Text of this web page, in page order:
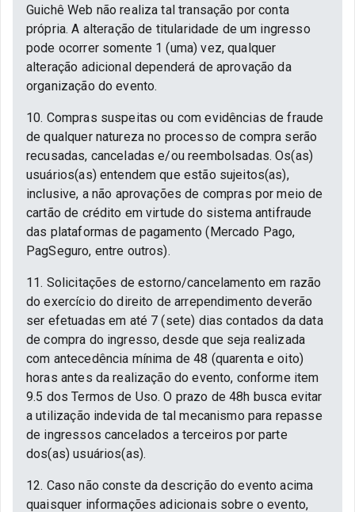
Guichê Web não realiza tal transação por conta
própria. A alteração de titularidade de um ingresso
pode ocorrer somente 1 (uma) vez, qualquer
alteração adicional dependerá de aprovação da
organização do evento.
10. Compras suspeitas ou com evidências de fraude
de qualquer natureza no processo de compra serão
recusadas, canceladas e/ou reembolsadas. Os(as)
usuários(as) entendem que estão sujeitos(as),
inclusive, a não aprovações de compras por meio de
cartão de crédito em virtude do sistema antifraude
das plataformas de pagamento (Mercado Pago,
PagSeguro, entre outros).
11. Solicitações de estorno/cancelamento em razão
do exercício do direito de arrependimento deverão
ser efetuadas em até 7 (sete) dias contados da data
de compra do ingresso, desde que seja realizada
com antecedência mínima de 48 (quarenta e oito)
horas antes da realização do evento, conforme item
9.5 dos Termos de Uso. O prazo de 48h busca evitar
a utilização indevida de tal mecanismo para repasse
de ingressos cancelados a terceiros por parte
dos(as) usuários(as).
12. Caso não conste da descrição do evento acima
quaisquer informações adicionais sobre o evento,